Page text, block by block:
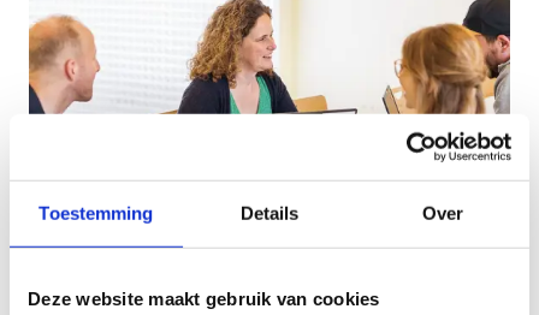
Toestemming Details Over
Deze website maakt gebruik van cookies